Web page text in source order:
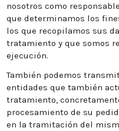
nosotros como
que determinamos los
los que recopilamos sus
tratamiento y que somos
ejecución.
También podemos
entidades que también
tratamiento,
procesamiento de su
en la tramitación del